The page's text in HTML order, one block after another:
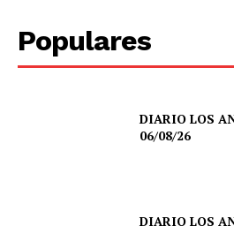
Populares
DIARIO LOS
06/08/26
DIARIO LOS